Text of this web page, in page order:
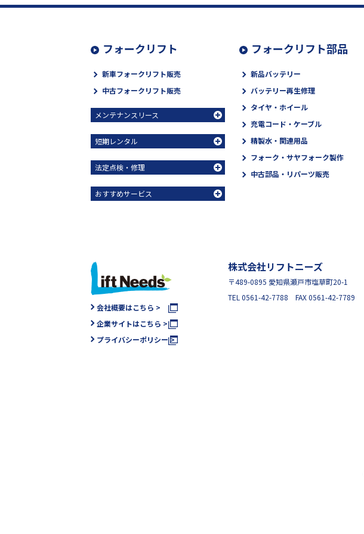
フォークリフト
新車フォークリフト販売
中古フォークリフト販売
メンテナンスリース
短期レンタル
法定点検・修理
おすすめサービス
フォークリフト部品
新品バッテリー
バッテリー再生修理
タイヤ・ホイール
充電コード・ケーブル
精製水・関連用品
フォーク・サヤフォーク製作
中古部品・リパーツ販売
会社概要はこちら >
企業サイトはこちら >
プライバシーポリシー >
株式会社リフトニーズ
〒489-0895 愛知県瀬戸市塩草町20-1
TEL 0561-42-7788 FAX 0561-42-7789